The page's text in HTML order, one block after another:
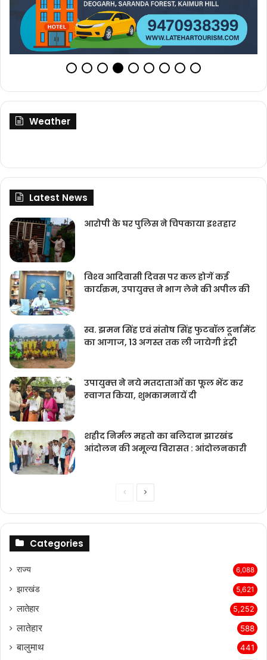
Weather
Latest News
आरोपी के घर पुलिस ने चिपकाया इश्तहार
विश्‍व आदिवासी दिवस पर कल होगें कई
कार्यक्रम, उपायुक्‍त ने भाग लेने की अपील की
स्व. झमन सिंह एवं संतोष सिंह फुटबॉल टूर्नामेंट
का आगाज, 13 अगस्त तक ली जायेगी इंट्री
उपायुक्‍त ने नये मतदाताओंं का फूल भेंट कर
स्‍वागत किया, शुभकामनायें दी
शहीद निर्मल महतो का बलिदान झारखंड
आंदोलन की अमूल्य विरासत : आंदोलनकारी
PreviousNext
Categories
राज्‍य 6,088
झारखंड 5,621
लातेहार 5,252
लातेहार 588
बालुमाथ 441